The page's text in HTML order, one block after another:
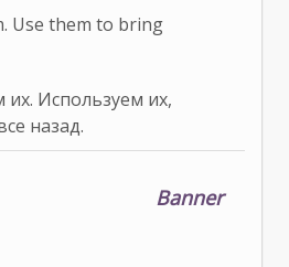
Use them to bring
их. Используем их,
назад.
Banner